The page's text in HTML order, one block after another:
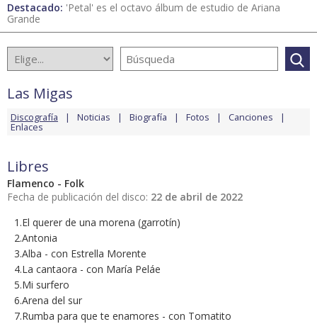
Destacado: 'Petal' es el octavo álbum de estudio de Ariana
Grande
Las Migas
Discografía Noticias Biografía Fotos Canciones
Enlaces
Libres
Flamenco - Folk
Fecha de publicación del disco: 22 de abril de 2022
1.El querer de una morena (garrotín)
2.Antonia
3.Alba - con Estrella Morente
4.La cantaora - con María Peláe
5.Mi surfero
6.Arena del sur
7.Rumba para que te enamores - con Tomatito